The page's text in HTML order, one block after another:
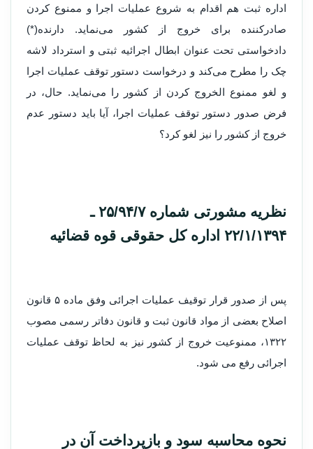
اداره ثبت هم اقدام به شروع عملیات اجرا و ممنوع کردن
صادرکننده برای خروج از کشور می‌‌نماید. دارنده(*)
دادخواستی تحت عنوان ابطال اجرائیه ثبتی و استرداد لاشه
چک را مطرح می‌‌کند و درخواست دستور توقف عملیات اجرا
و لغو ممنوع ­الخروج کردن از کشور را می‌‌نماید. حال، در
فرض صدور دستور توقف عملیات اجرا، آیا باید دستور عدم
خروج از کشور را نیز لغو کرد؟
نظریه مشورتی شماره ۲۵/۹۴/۷ ـ
۲۲/۱/۱۳۹۴ اداره کل حقوقی قوه قضائیه
پس از صدور قرار توقیف عملیات اجرائی وفق ماده ۵ قانون
اصلاح بعضی از مواد قانون ثبت و قانون دفاتر رسمی مصوب
۱۳۲۲، ممنوعیت خروج از کشور نیز به لحاظ توقف عملیات
اجرائی رفع می شود.
نحوه محاسبه سود و بازپرداخت آن در